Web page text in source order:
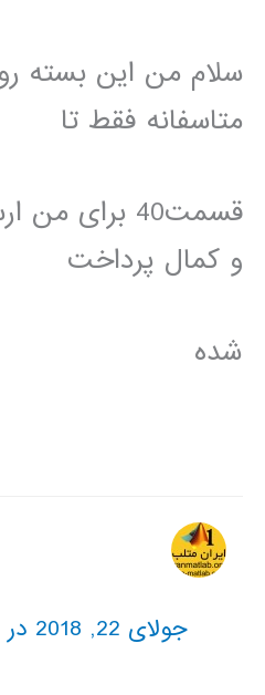
سلام من این بسته
متاسفانه فقط تا
قسمت40
و کمال پرداخت
شده
جولای 22, 2018 در 11:32 ق.ظ